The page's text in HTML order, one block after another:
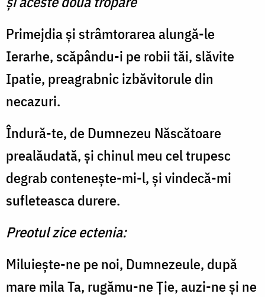
Primejdia şi strâmtorarea alungă-le
Ierarhe, scăpându-i pe robii tăi, slăvite
Ipatie, preagrabnic izbăvitorule din
necazuri.
Îndură-te, de Dumnezeu Născătoare
prealăudată, şi chinul meu cel trupesc
degrab conteneşte-mi-l, şi vindecă-mi
sufleteasca durere.
Preotul zice ectenia:
Miluieşte-ne pe noi, Dumnezeule, după
mare mila Ta, rugămu-ne Ţie, auzi-ne şi ne